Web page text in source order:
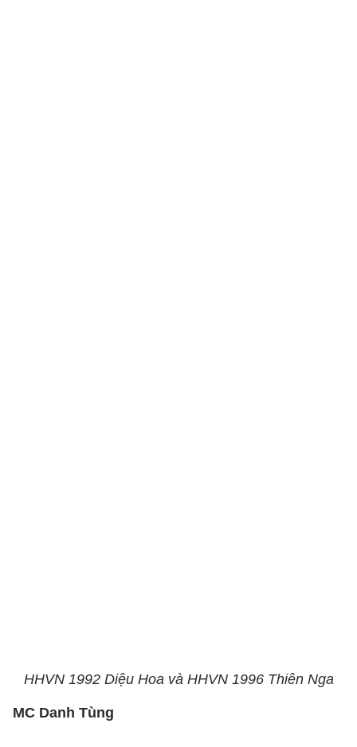
HHVN 1992 Diệu Hoa và HHVN 1996 Thiên Nga
MC Danh Tùng